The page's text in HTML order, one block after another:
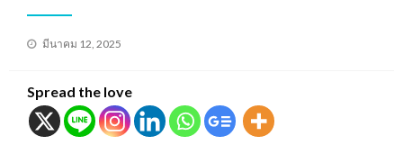
Posted
มีนาคม 12, 2025
Spread the love